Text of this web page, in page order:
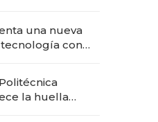
una nueva
con
la huella